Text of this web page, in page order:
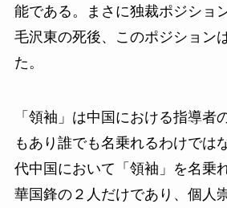
能である。まさに独裁ポジショ
毛沢東の死後、このポジション
た。
「領袖」は中国における指導者
もあり誰でも名乗れるわけでは
代中国において「領袖」を名乗
華国鋒の２人だけであり、個人